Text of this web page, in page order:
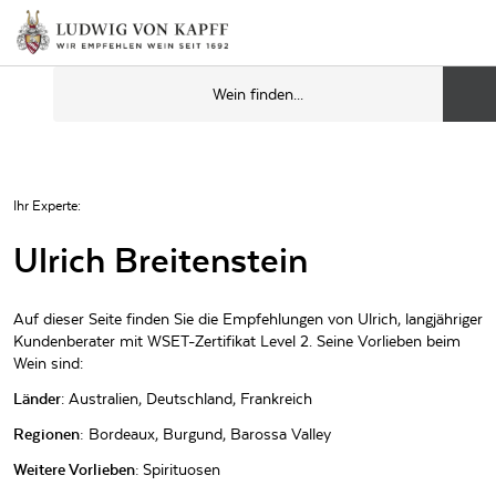
Ihr Experte:
Ulrich Breitenstein
Auf dieser Seite finden Sie die Empfehlungen von Ulrich, langjähriger
Kundenberater mit WSET-Zertifikat Level 2. Seine Vorlieben beim
Wein sind:
Länder: Australien, Deutschland, Frankreich
Regionen: Bordeaux, Burgund, Barossa Valley
Weitere Vorlieben: Spirituosen